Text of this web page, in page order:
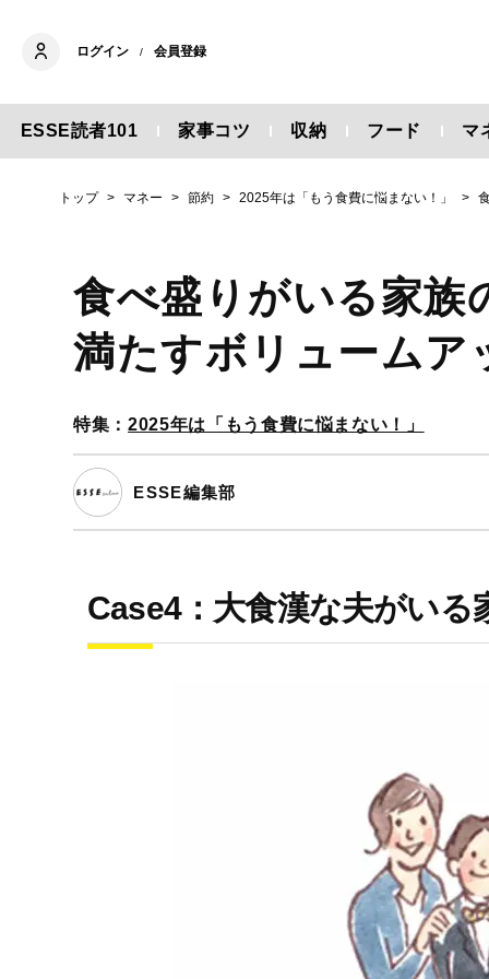
ログイン / 会員登録
ESSE読者101 家事コツ 収納 フード マ
トップ マネー 節約 2025年は「もう食費に悩まない！」
食べ盛りがいる家族
満たすボリュームア
特集：2025年は「もう食費に悩まない！」
ESSE編集部
Case4：大食漢な夫がいる